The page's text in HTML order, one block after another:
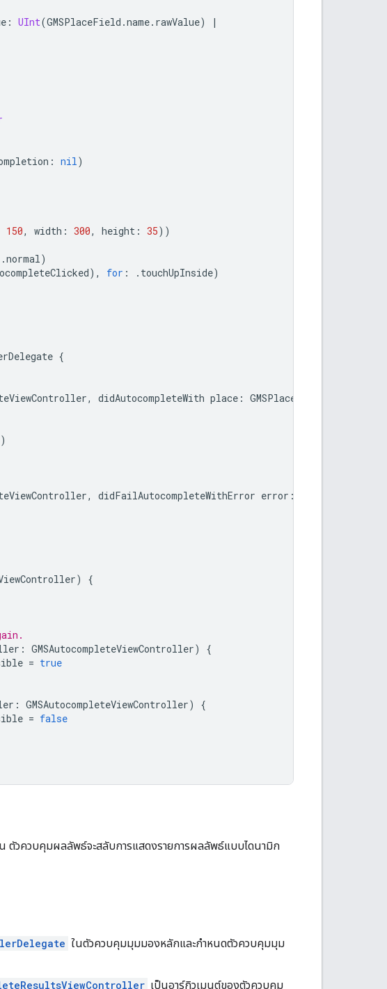
: UInt(GMSPlaceField .name. rawValue)
|
: nil)
150, width : 300, height : 35))
.normal)
), for : . touchUpInside)
{
, didAutocompleteWith place : GMSPlace
)
, didFailAutocompleteWithError error :
)
{
: GMSAutocompleteViewController)
{
= true
: GMSAutocompleteViewController)
{
= false
ตัวควบคุมผลลัพธ์จะสลับการแสดงรายการผลลัพธ์แบบไดนามิก
ในตัวควบคุมมุมมองหลักและกำหนดตัวควบคุมมุม
เป็นอาร์กิวเมนต์ของตัวควบคุม